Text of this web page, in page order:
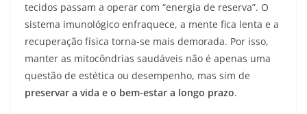
tecidos passam a operar com “energia de reserva”. O
sistema imunológico enfraquece, a mente fica lenta e a
recuperação física torna-se mais demorada. Por isso,
manter as mitocôndrias saudáveis não é apenas uma
questão de estética ou desempenho, mas sim de
preservar a vida e o bem-estar a longo prazo.